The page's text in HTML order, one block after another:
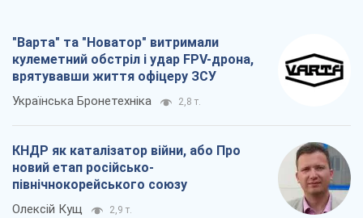
"Варта" та "Новатор" витримали
кулеметний обстріл і удар FPV-дрона,
врятувавши життя офіцеру ЗСУ
Українська Бронетехніка 2,8 т.
КНДР як каталізатор війни, або Про
новий етап російсько-
північнокорейського союзу
Олексій Кущ 2,9 т.